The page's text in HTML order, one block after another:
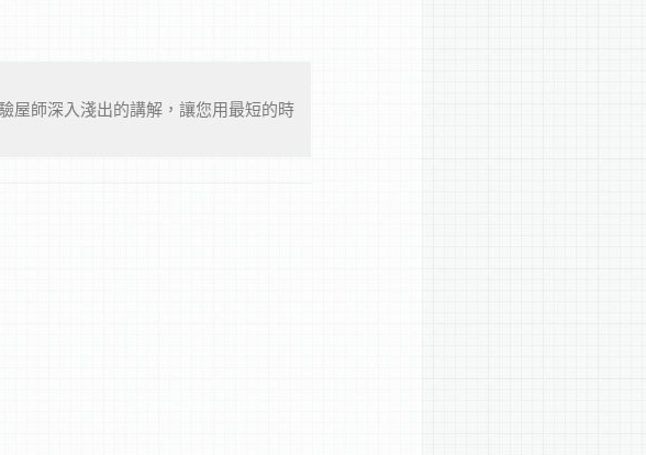
屋師深入淺出的講解，讓您用最短的時